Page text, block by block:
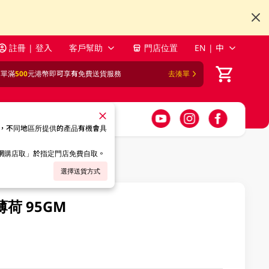
註冊 | 登入 客戶幫助 門店位置 EN | 中
滿500元港幣即可享有免費送貨服務 去湊單
不同地區所提供的產品有機會具
店取」於指定門店免費自取。
選擇送貨方式
荷 95GM